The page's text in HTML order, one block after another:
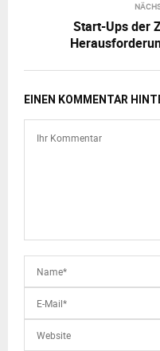
Start-Ups der
EINEN KOMMENTAR